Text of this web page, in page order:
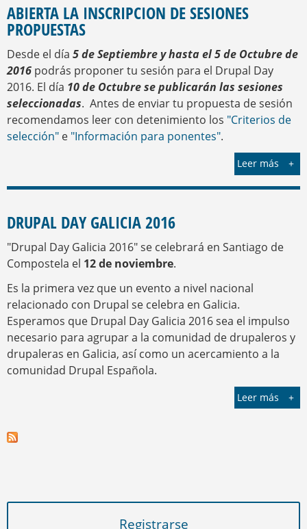
ABIERTA LA INSCRIPCION DE SESIONES
PROPUESTAS
Desde el día 5 de Septiembre y hasta el 5 de Octubre de
2016 podrás proponer tu sesión para el Drupal Day
2016. El día 10 de Octubre se publicarán las sesiones
seleccionadas. Antes de enviar tu propuesta de sesión
recomendamos leer con detenimiento los "Criterios de
selección" e "Información para ponentes".
Leer más
DRUPAL DAY GALICIA 2016
"Drupal Day Galicia 2016" se celebrará en Santiago de
Compostela el 12 de noviembre.
Es la primera vez que un evento a nivel nacional
relacionado con Drupal se celebra en Galicia.
Esperamos que Drupal Day Galicia 2016 sea el impulso
necesario para agrupar a la comunidad de drupaleros y
drupaleras en Galicia, así como un acercamiento a la
comunidad Drupal Española.
Leer más
Registrarse